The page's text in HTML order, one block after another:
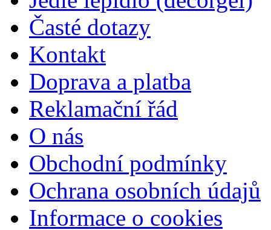
Časté dotazy
Kontakt
Doprava a platba
Reklamační řád
O nás
Obchodní podmínky
Ochrana osobních údajů
Informace o cookies